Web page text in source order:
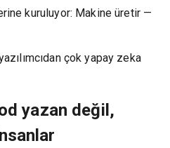
kuruluyor: Makine üretir —
çok yapay zeka
yazan değil,